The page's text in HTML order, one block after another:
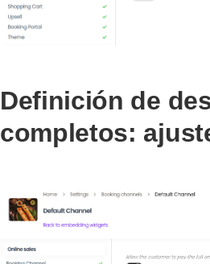
Definición de
completos: